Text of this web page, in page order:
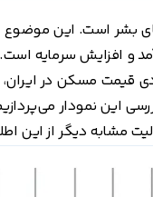
بشر است. این موضوع
و افزایش سرمایه
قیمت مسکن در
این نمودار
مشابه دیگر از این